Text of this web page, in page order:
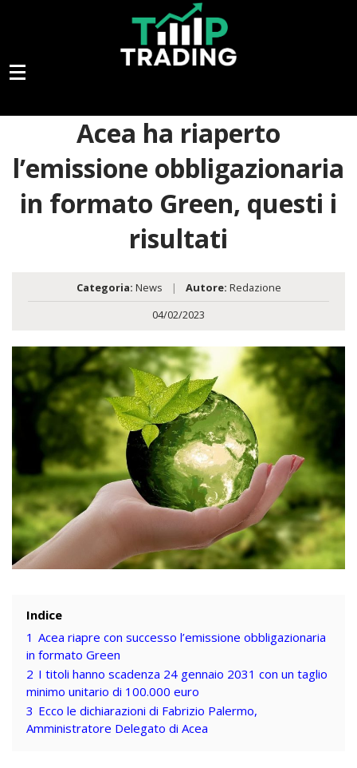
Acea ha riaperto
l’emissione obbligazionaria
in formato Green, questi i
risultati
Categoria: News | Autore: Redazione
04/02/2023
Indice
1 Acea riapre con successo l’emissione obbligazionaria
in formato Green
2 I titoli hanno scadenza 24 gennaio 2031 con un taglio
minimo unitario di 100.000 euro
3 Ecco le dichiarazioni di Fabrizio Palermo,
Amministratore Delegato di Acea